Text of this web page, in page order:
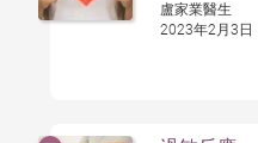
盧家業醫生
2023年2月3日